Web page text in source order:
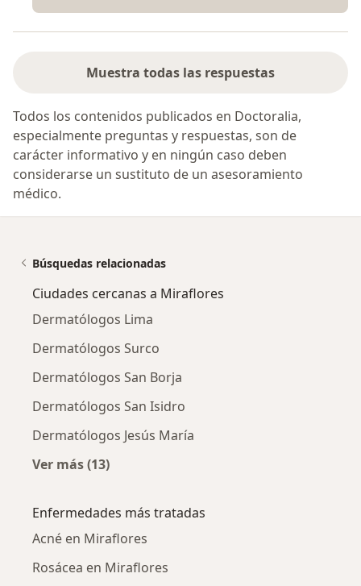
Muestra todas las respuestas
Todos los contenidos publicados en Doctoralia,
especialmente preguntas y respuestas, son de
carácter informativo y en ningún caso deben
considerarse un sustituto de un asesoramiento
médico.
Búsquedas relacionadas
Ciudades cercanas a Miraflores
Dermatólogos Lima
Dermatólogos Surco
Dermatólogos San Borja
Dermatólogos San Isidro
Dermatólogos Jesús María
Ver más (13)
Enfermedades más tratadas
Acné en Miraflores
Rosácea en Miraflores